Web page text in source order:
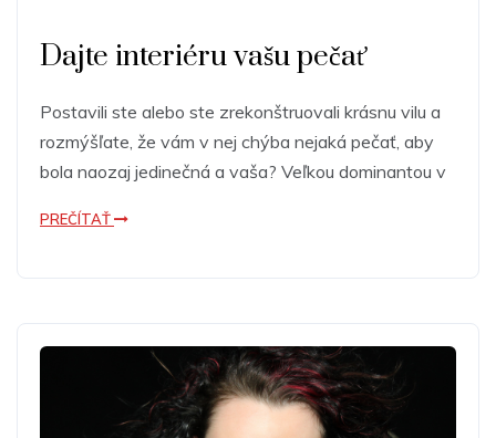
Dajte interiéru vašu pečať
Postavili ste alebo ste zrekonštruovali krásnu vilu a
rozmýšľate, že vám v nej chýba nejaká pečať, aby
bola naozaj jedinečná a vaša? Veľkou dominantou v
PREČÍTAŤ